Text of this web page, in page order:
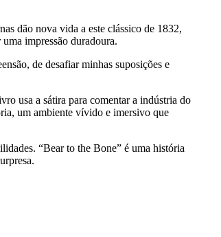
dão nova vida a este clássico de 1832,
impressão duradoura.
de desafiar minhas suposições e
usa a sátira para comentar a indústria do
um ambiente vívido e imersivo que
“Bear to the Bone” é uma história